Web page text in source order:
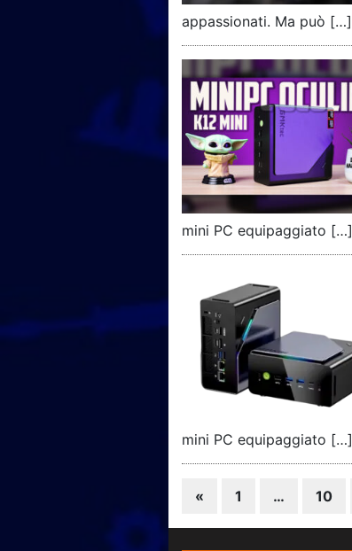
appassionati. Ma può […]
mini PC equipaggiato […]
mini PC equipaggiato […]
« 1 … 10